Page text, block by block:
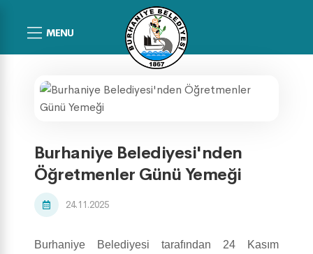
MENU
Burhaniye Belediyesi'nden
Öğretmenler Günü Yemeği
24.11.2025
Burhaniye Belediyesi tarafından 24 Kasım